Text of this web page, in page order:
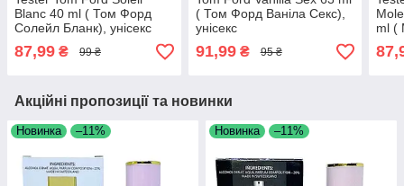
Blanc 40 ml ( Том Форд
Солейл Бланк), унісекс
87,99 ₴ 99 ₴
( Том Форд Ваніла Секс),
унісекс
91,99₴ 95 ₴
ml (
Акційні пропозиції та новинки
Новинка –11% Новинка –11%